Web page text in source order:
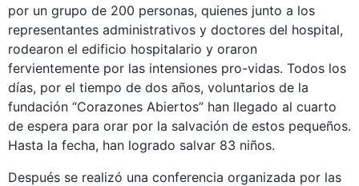
por un grupo de 200 personas, quienes junto a los
representantes administrativos y doctores del hospital,
rodearon el edificio hospitalario y oraron
fervientemente por las intensiones pro-vidas. Todos los
días, por el tiempo de dos años, voluntarios de la
fundación “Corazones Abiertos” han llegado al cuarto
de espera para orar por la salvación de estos pequeños.
Hasta la fecha, han logrado salvar 83 niños.
Después se realizó una conferencia organizada por las